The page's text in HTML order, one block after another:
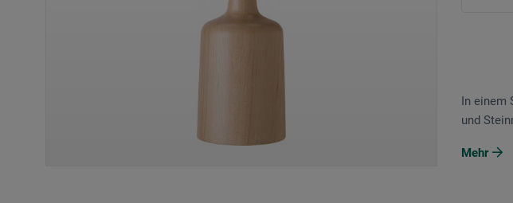
In einem
und
Mehr